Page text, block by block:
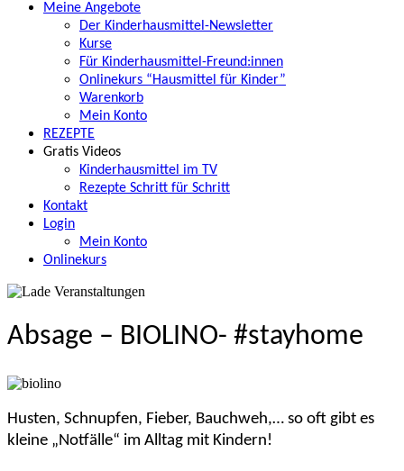
Meine Angebote
Der Kinderhausmittel-Newsletter
Kurse
Für Kinderhausmittel-Freund:innen
Onlinekurs “Hausmittel für Kinder”
Warenkorb
Mein Konto
REZEPTE
Gratis Videos
Kinderhausmittel im TV
Rezepte Schritt für Schritt
Kontakt
Login
Mein Konto
Onlinekurs
Absage – BIOLINO- #stayhome
Husten, Schnupfen, Fieber, Bauchweh,… so oft gibt es
kleine „Notfälle“ im Alltag mit Kindern!